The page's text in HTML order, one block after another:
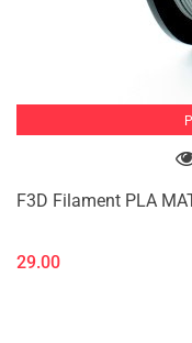
F3D Filament PLA
29.00